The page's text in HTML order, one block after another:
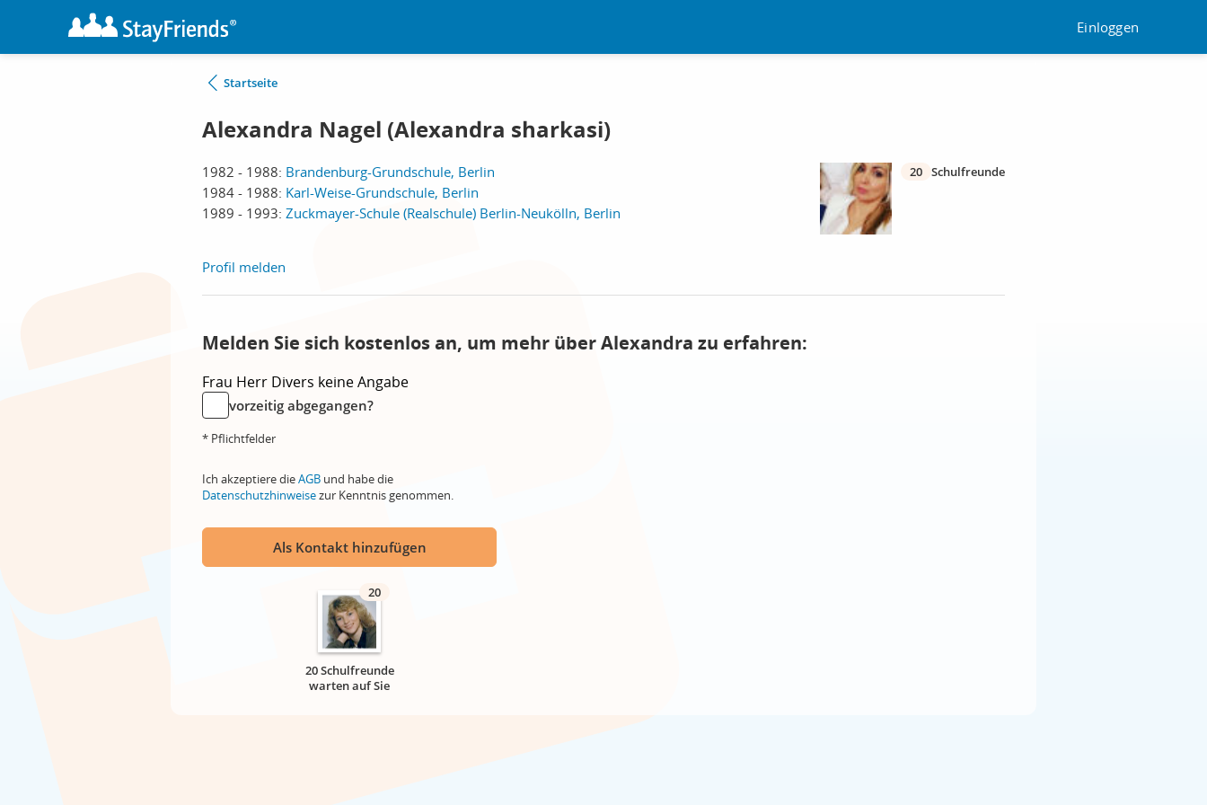
Einloggen
Startseite
Alexandra Nagel (Alexandra sharkasi)
1982 - 1988: Brandenburg-Grundschule, Berlin
1984 - 1988: Karl-Weise-Grundschule, Berlin
1989 - 1993: Zuckmayer-Schule (Realschule) Berlin-Neukölln, Berlin
20 Schulfreunde
Profil melden
Melden Sie sich kostenlos an, um mehr über Alexandra zu erfahren:
Frau Herr Divers keine Angabe
vorzeitig abgegangen?
* Pflichtfelder
Ich akzeptiere dieAGB und habe die
Datenschutzhinweisezur Kenntnis genommen.
Als Kontakt hinzufügen
20
20 Schulfreunde
warten auf Sie